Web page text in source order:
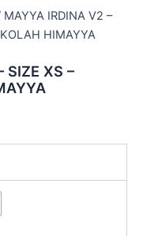
MAYYA IRDINA V2 –
HIMAYYA
SIZE XS –